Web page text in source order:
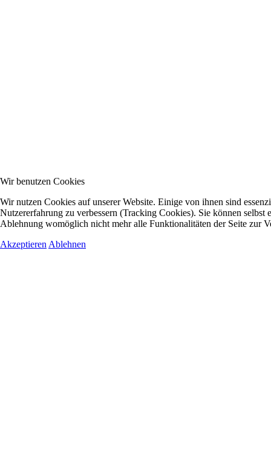
Wir benutzen Cookies
Wir nutzen Cookies auf unserer Website. Einige von ihnen sind
Nutzererfahrung zu verbessern (Tracking Cookies). Sie können selbst
Ablehnung womöglich nicht mehr alle Funktionalitäten der Seite zur
Akzeptieren Ablehnen